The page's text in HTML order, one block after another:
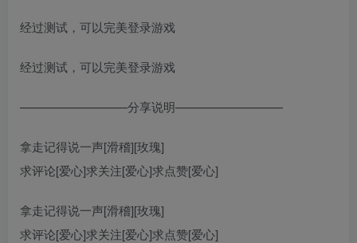
经过测试，可以完美登录游戏
经过测试，可以完美登录游戏
—————————分享说明—————————
拿走记得说一声[滑稽][玫瑰]
求评论[爱心]求关注[爱心]求点赞[爱心]
拿走记得说一声[滑稽][玫瑰]
求评论[爱心]求关注[爱心]求点赞[爱心]